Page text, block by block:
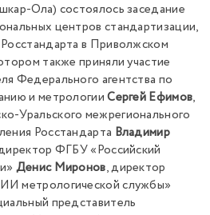
Ола) состоялось заседание
центров стандартизации,
в Приволжском
также приняли участие
Федерального агентства по
и метрологииСергей Ефимов,
Уральского межрегионального
Росстандарта Владимир
ФГБУ «Российский
Денис Миронов, директор
метрологической службы»
представитель